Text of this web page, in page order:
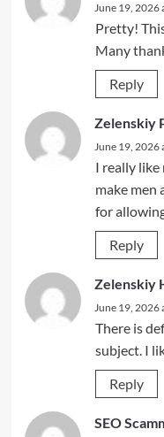
June 19, 2026
Pretty!
Many
Reply
Zelenskiy
June 19, 2026
I really
make men
for
Reply
Zelenskiy
June 19, 2026
There is
subject. I
Reply
SEO